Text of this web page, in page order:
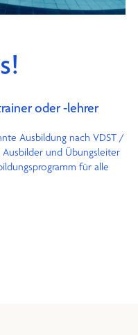
oder -lehrer
Ausbildung nach VDST /
und Übungsleiter
für alle